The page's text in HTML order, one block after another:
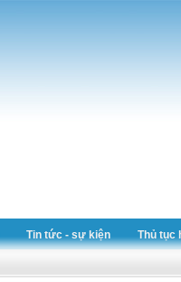
Tin tức - sự kiện Thủ tục